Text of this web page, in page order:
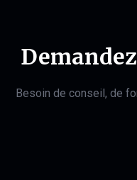
Besoin de conseil, de